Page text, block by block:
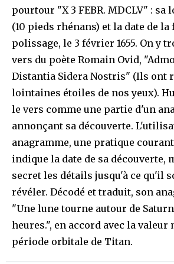
pourtour "X 3 FEBR. MDCLV" : sa
(10 pieds rhénans) et la date de la
polissage, le 3 février 1655. On y
vers du poète Romain Ovid,
Distantia Sidera Nostris" (Ils ont
lointaines étoiles de nos yeux).
le vers comme une partie d'un
annonçant sa découverte.
anagramme, une pratique
indique la date de sa découverte,
secret les détails jusqu'à ce qu'il
révéler. Décodé et traduit, son
"Une lune tourne autour de
heures.", en accord avec la valeur
période orbitale de Titan.